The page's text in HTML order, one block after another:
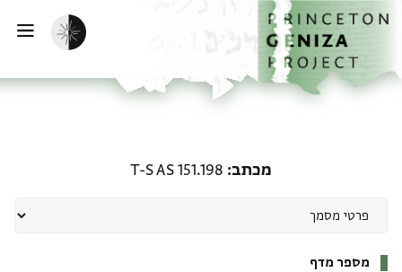
לתוכןהבית
הפעלת מצב כהה
מכתב T-S AS 151.198
מספר מדף